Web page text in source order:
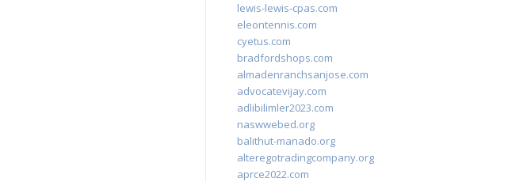
lewis-lewis-cpas.com
eleontennis.com
cyetus.com
bradfordshops.com
almadenranchsanjose.com
advocatevijay.com
adlibilimler2023.com
naswwebed.org
balithut-manado.org
alteregotradingcompany.org
aprce2022.com